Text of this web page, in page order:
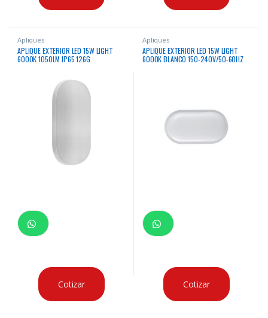
Apliques
APLIQUE EXTERIOR LED 15W LIGHT
6000K 1050LM IP65 126G
Cotizar
Apliques
APLIQUE EXTERIOR LED 15W LIGHT
6000K BLANCO 150-240V/50-60HZ
Cotizar